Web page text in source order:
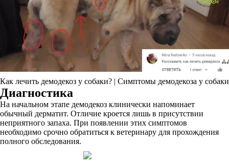
Как лечить демодекоз у собаки? | Симптомы демодекоза у собаки
Диагностика
На начальном этапе демодекоз клинически напоминает
обычный дерматит. Отличие кроется лишь в присутствии
неприятного запаха. При появлении этих симптомов
необходимо срочно обратиться к ветеринару для прохождения
полного обследования.